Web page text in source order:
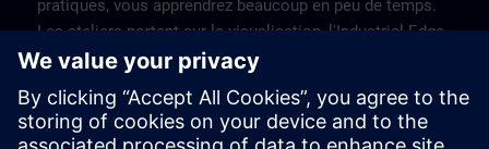
pratiques, vous apprendrez beaucoup en peu de temps.
Les ateliers portent sur la visualisation, l'Industrial Edge
et les entraînements numériques. Avec six sites en
kilomètres. Suivez nos formations accessibles en une
journée et économisez beaucoup de temps et d'argent -